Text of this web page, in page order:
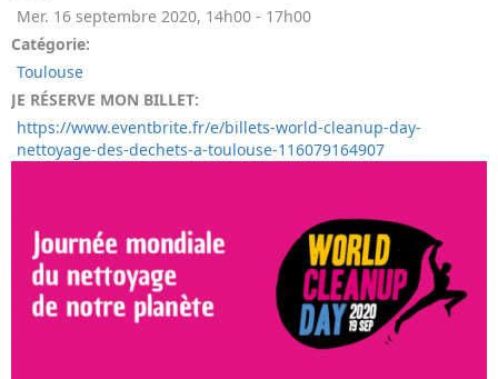
Mer. 16 septembre 2020, 14h00 - 17h00
Catégorie:
Toulouse
JE RÉSERVE MON BILLET:
https://www.eventbrite.fr/e/billets-world-cleanup-day-
nettoyage-des-dechets-a-toulouse-116079164907